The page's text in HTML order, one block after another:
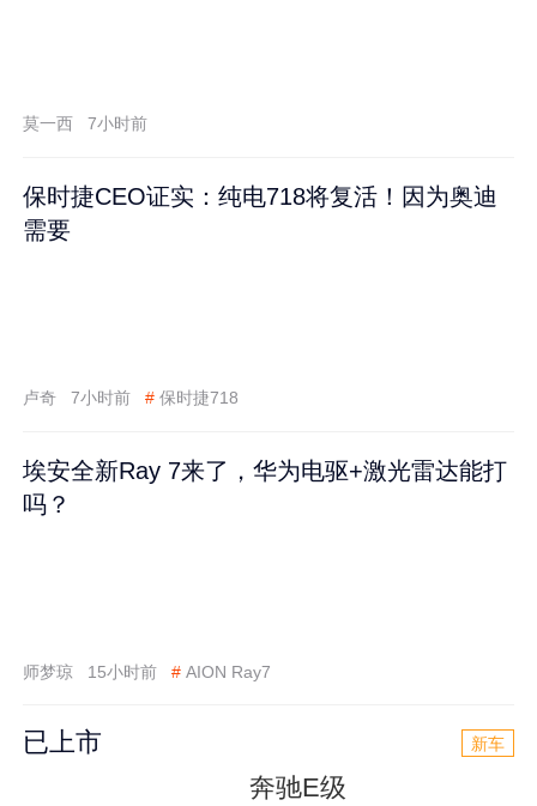
莫一西 7小时前
保时捷CEO证实：纯电718将复活！因为奥迪
需要
卢奇 7小时前 # 保时捷718
埃安全新Ray 7来了，华为电驱+激光雷达能打
吗？
师梦琼 15小时前 # AION Ray7
已上市 新车
奔驰E级